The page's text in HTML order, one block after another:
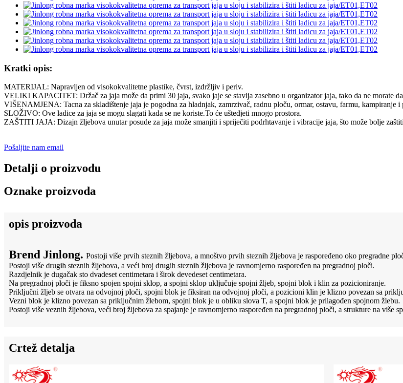
Kratki opis:
MATERIJAL: Napravljen od visokokvalitetne plastike, čvrst, izdržljiv i periv.
VELIKI KAPACITET: Držač za jaja može da primi 30 jaja, svako jaje se stavlja zasebno u organizator jaja, tako da ne morate
VIŠENAMJENA: Tacna za skladištenje jaja je pogodna za hladnjak, zamrzivač, radnu ploču, ormar, ostavu, farmu, kampiranje
SLOŽIVO: Ove ladice za jaja se mogu slagati kada se ne koriste.To će uštedjeti mnogo prostora.
ZAŠTITI JAJA: Dizajn žljebova unutar posude za jaja može smanjiti i spriječiti podrhtavanje i vibracije jaja, što može bolje
Pošaljite nam email
Detalji o proizvodu
Oznake proizvoda
opis proizvoda
Brend Jinlong. Postoji više prvih steznih žljebova, a mnoštvo prvih steznih žljebova je raspoređeno oko pregradne
Postoji više drugih steznih žljebova, a veći broj drugih steznih žljebova je ravnomjerno raspoređen na pregradnoj ploči.
Razdjelnik je dugačak sto dvadeset centimetara i širok devedeset centimetara.
Na pregradnoj ploči je fiksno spojen spojni sklop, a spojni sklop uključuje spojni žljeb, spojni blok i klin za pozicioniranje.
Priključni žljeb se otvara na odvojnoj ploči, spojni blok je fiksiran na odvojnoj ploči, a pozicioni klin je klizno povezan sa
Vezni blok je klizno povezan sa priključnim žlebom, spojni blok je u obliku slova T, a spojni blok je prilagođen spojnom žlebu.
Postoji više veznih žljebova, veći broj žljebova za spajanje je ravnomjerno raspoređen na pregradnoj ploči, a strukture na više
Crtež detalja